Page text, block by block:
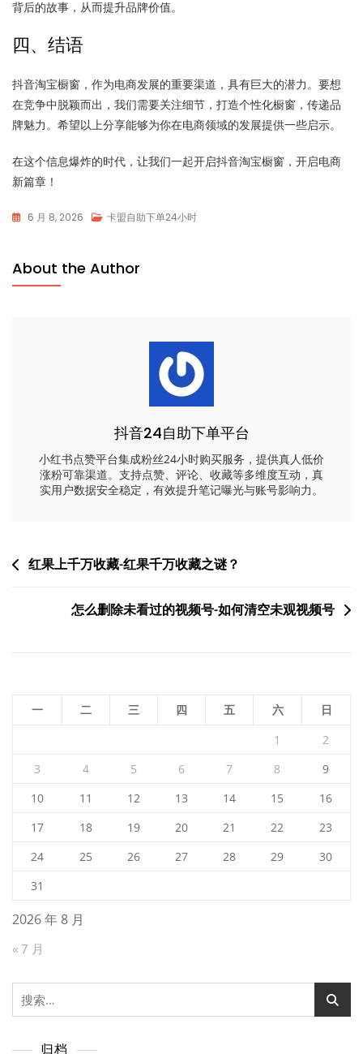
背后的故事，从而提升品牌价值。
四、结语
抖音淘宝橱窗，作为电商发展的重要渠道，具有巨大的潜力。要想
在竞争中脱颖而出，我们需要关注细节，打造个性化橱窗，传递品
牌魅力。希望以上分享能够为你在电商领域的发展提供一些启示。
在这个信息爆炸的时代，让我们一起开启抖音淘宝橱窗，开启电商
新篇章！
6 月 8, 2026 卡盟自助下单24小时
About the Author
抖音24自助下单平台
小红书点赞平台集成粉丝24小时购买服务，提供真人低价
涨粉可靠渠道。支持点赞、评论、收藏等多维度互动，真
实用户数据安全稳定，有效提升笔记曝光与账号影响力。
文红果上千万收藏-红果千万收藏之谜？
怎么删除未看过的视频号-如何清空未观视频号
2026 年 8 月
一 二 三 四 五 六
日
1
2
3
4 5 6 7 8
9
10
11 12 13 14 15
16
17
18 19 20 21 22
23
24
25 26 27 28 29
30
31
« 7 月
搜
索：
归档